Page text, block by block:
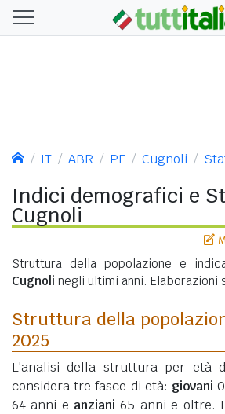
IT ABR PE Cugnoli
Indici demografici e
Cugnoli
Struttura della popolazione e
Cugnoli negli ultimi anni. Elaborazioni
Struttura della
2025
L'analisi della struttura per età
considera tre fasce di età: giovani
64 anni e anziani 65 anni e oltre.